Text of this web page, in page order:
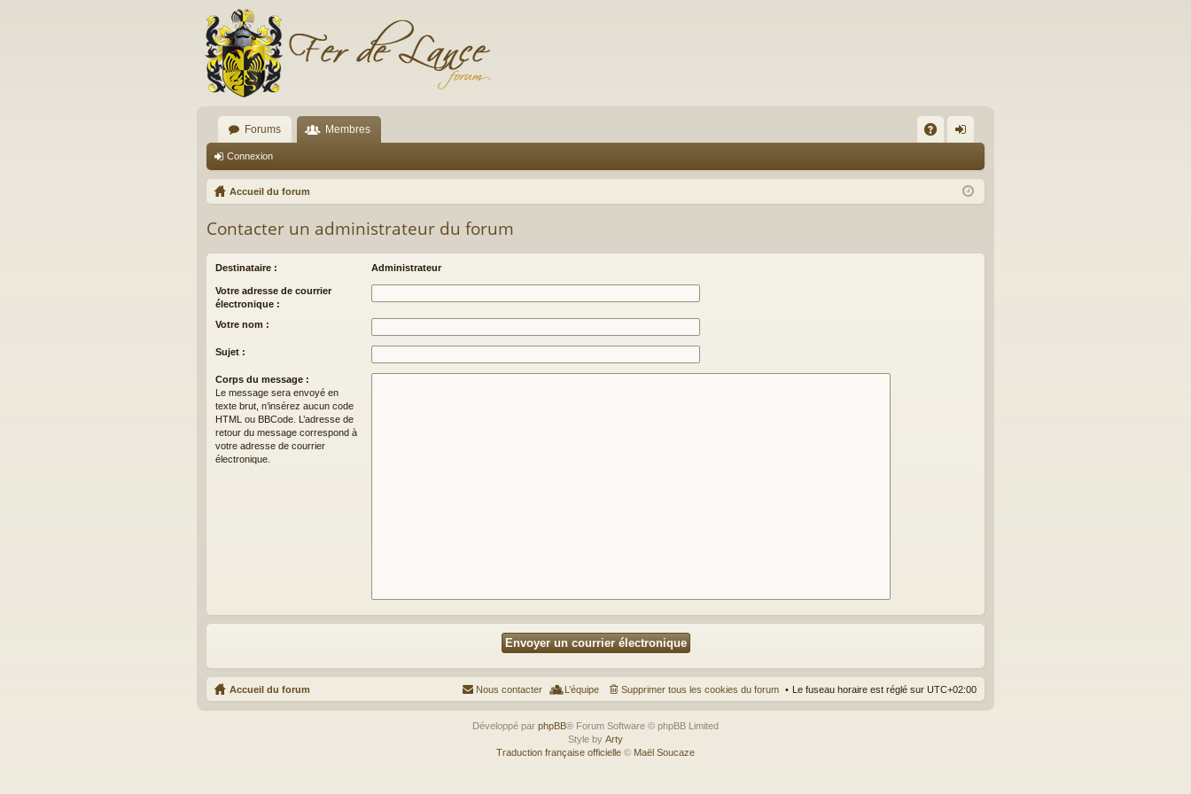
Forums Membres
Q ne
Connexion
Accueil du forum
Contacter un administrateur du forum
Destinataire : Administrateur
Votre adresse de courrier
électronique :
Votre nom :
Sujet :
Corps du message :
Le message sera envoyé en
texte brut, n’insérez aucun code
HTML ou BBCode. L’adresse de
retour du message correspond à
votre adresse de courrier
électronique.
Accueil du forum Le fuseau horaire est réglé sur UTC+02:00
Supprimer tous les cookies du forum
L’équipe
Nous contacter
Développé par phpBB® Forum Software © phpBB Limited
Style by Arty
Traduction française officielle © Maël Soucaze